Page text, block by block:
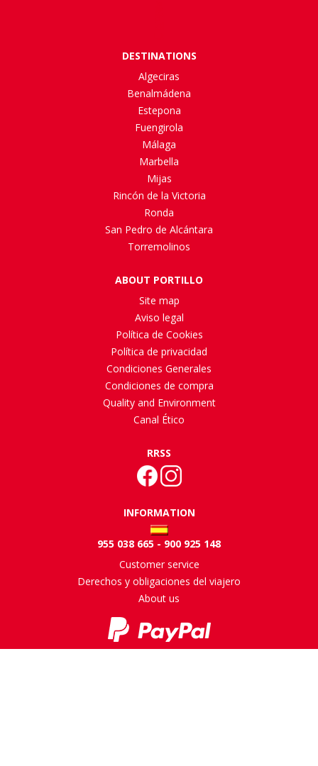
DESTINATIONS
Algeciras
Benalmádena
Estepona
Fuengirola
Málaga
Marbella
Mijas
Rincón de la Victoria
Ronda
San Pedro de Alcántara
Torremolinos
ABOUT PORTILLO
Site map
Aviso legal
Política de Cookies
Política de privacidad
Condiciones Generales
Condiciones de compra
Quality and Environment
Canal Ético
RRSS
INFORMATION
955 038 665 - 900 925 148
Customer service
Derechos y obligaciones del viajero
About us